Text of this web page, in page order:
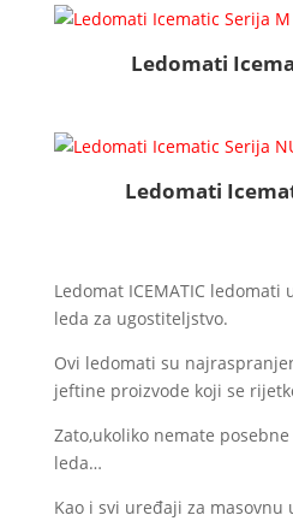
Ledomati
Ledomati
Ledomat ICEMATIC
leda za ugostiteljstvo.
Ovi ledomati su
jeftine proizvode koji se
Zato,ukoliko nemate
leda…
Kao i svi uređaji za